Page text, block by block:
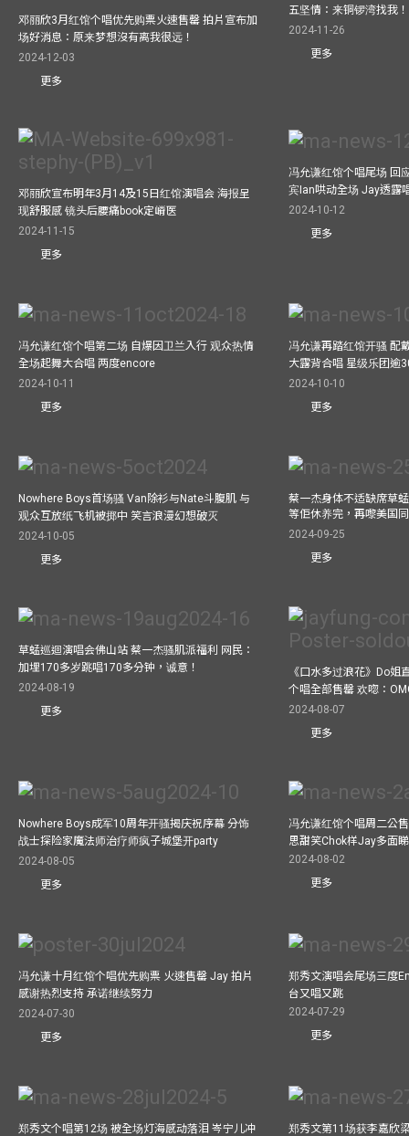
邓丽欣3月红馆个唱优先购票火速售罄 拍片宣布加
场好消息：原来梦想沒有离我很远！
2024-12-03
更多
五坚情：来铜锣湾找我！
2024-11-26
更多
邓丽欣宣布明年3月14及15日红馆演唱会 海报呈
现舒服感 镜头后腰痛book定嵴医
2024-11-15
更多
冯允谦红馆个唱尾场 回
宾Ian哄动全场 Jay透露
2024-10-12
更多
冯允谦红馆个唱第二场 自爆因卫兰入行 观众热情
全场起舞大合唱 两度encore
2024-10-11
更多
冯允谦再踏红馆开骚 配
大露背合唱 星级乐团逾
2024-10-10
更多
Nowhere Boys首场骚 Van除衫与Nate斗腹肌 与
观众互放纸飞机被掷中 笑言浪漫幻想破灭
2024-10-05
更多
蔡一杰身体不适缺席草
等佢休养完，再嚟美国
2024-09-25
更多
草蜢巡迴演唱会佛山站 蔡一杰骚肌派福利 网民：
加埋170多岁跳唱170多分钟，诚意！
2024-08-19
更多
《口水多过浪花》Do姐
个唱全部售罄 欢唿：
2024-08-07
更多
Nowhere Boys成军10周年开骚揭庆祝序幕 分饰
战士探险家魔法师治疗师疯子城堡开party
2024-08-05
更多
冯允谦红馆个唱周二公
思甜笑Chok样Jay多面睇
2024-08-02
更多
冯允谦十月红馆个唱优先购票 火速售罄 Jay 拍片
感谢热烈支持 承诺继续努力
2024-07-30
更多
郑秀文演唱会尾场三度
台又唱又跳
2024-07-29
更多
郑秀文个唱第12场 被全场灯海感动落泪 岑宁儿冲
郑秀文第11场获李嘉欣